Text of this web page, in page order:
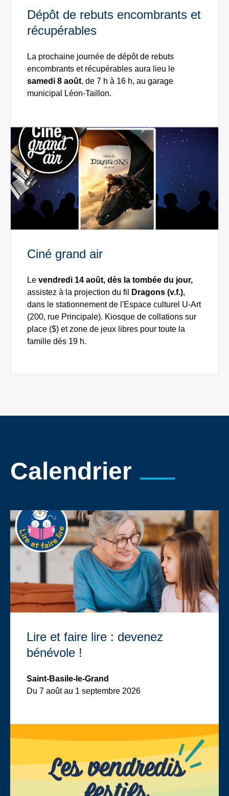
Dépôt de rebuts encombrants et
récupérables
La prochaine journée de dépôt de rebuts
encombrants et récupérables aura lieu le
samedi 8 août, de 7 h à 16 h, au garage
municipal Léon-Taillon.
Ciné grand air
Le vendredi 14 août, dès la tombée du jour,
assistez à la projection du fil
Dragons (v.f.),
dans le stationnement de l'Espace culturel U-Art
(200, rue Principale). Kiosque de collations sur
place ($) et zone de jeux libres pour toute la
famille dès 19 h.
Calendrier
Lire et faire lire : devenez
bénévole !
Saint-Basile-le-Grand
Du 7 aoûtau 1 septembre 2026